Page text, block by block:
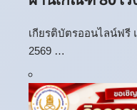
เกียรติบัตรออนไลน์ฟ
2569 …